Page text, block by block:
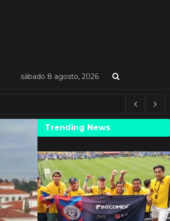
sábado 8 agosto, 2026
Trending News